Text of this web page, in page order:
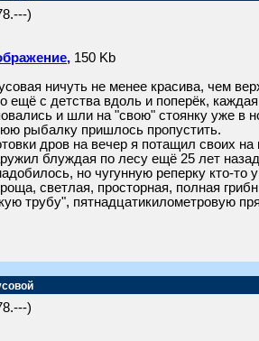
)
150 Kb
ничуть не менее красива, чем
ещё с детства вдоль и поперёк,
и шли на "свою" стоянку уже в
рыбалку пришлось пропустить.
дров на вечер я потащил своих
блуждая по лесу ещё 25 лет
но чугунную реперку кто-
светлая, просторная, полная
трубу", пятнадцатикилометровую
)